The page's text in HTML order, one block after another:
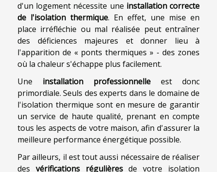
d'un logement nécessite une installation correcte
de l'isolation thermique. En effet, une mise en
place irréfléchie ou mal réalisée peut entraîner
des déficiences majeures et donner lieu à
l'apparition de « ponts thermiques » - des zones
où la chaleur s'échappe plus facilement.
Une installation professionnelle est donc
primordiale. Seuls des experts dans le domaine de
l'isolation thermique sont en mesure de garantir
un service de haute qualité, prenant en compte
tous les aspects de votre maison, afin d'assurer la
meilleure performance énergétique possible.
Par ailleurs, il est tout aussi nécessaire de réaliser
des vérifications régulièresde votre isolation